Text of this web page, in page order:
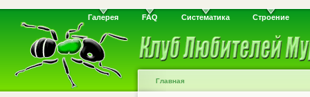
Галерея FAQ Систематика Строение
Главная